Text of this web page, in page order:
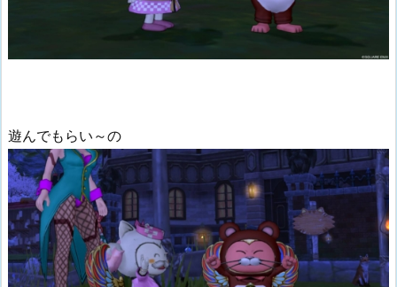
遊んでもらい～の